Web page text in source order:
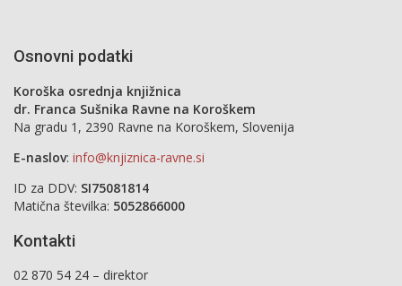
Osnovni podatki
Koroška osrednja knjižnica
dr. Franca Sušnika Ravne na Koroškem
Na gradu 1, 2390 Ravne na Koroškem, Slovenija
E-naslov: info@knjiznica-ravne.si
ID za DDV: SI75081814
Matična številka: 5052866000
Kontakti
02 870 54 24 – direktor